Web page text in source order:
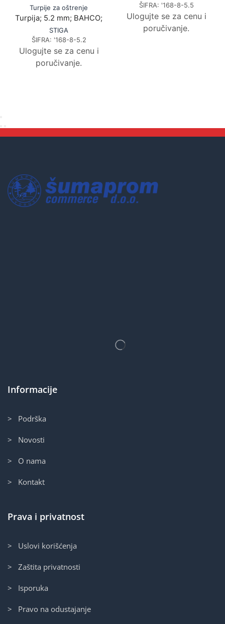
Turpije za oštrenje
Turpija; 5.2 mm; BAHCO;
STIGA
ŠIFRA: '168-8-5.2
Ulogujte se za cenu i
poručivanje.
ŠIFRA: '168-8-5.5
Ulogujte se za cenu i
poručivanje.
Informacije
> Podrška
> Novosti
> O nama
> Kontakt
Prava i privatnost
> Uslovi korišćenja
> Zaštita privatnosti
> Isporuka
> Pravo na odustajanje